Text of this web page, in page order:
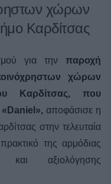
χώρων
Καρδίτσας
για την παροχή
χώρων
Καρδίτσας, που
αποφάσισε η
στην τελευταία
της αρμόδιας
και αξιολόγησης